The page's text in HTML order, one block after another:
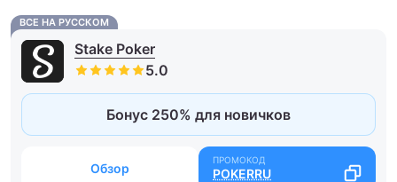
ВСЕ НА РУССКОМ
Stake Poker
Бонус 250% для новичков
Обзор POKERRU